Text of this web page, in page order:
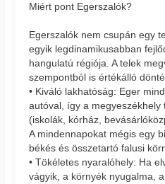
Miért pont Egerszalók?
Egerszalók nem csupán egy
egyik legdinamikusabban
hangulatú régiója. A telek
szempontból is értékálló
• Kiváló lakhatóság: Eger
autóval, így a megyeszékhely
(iskolák, kórház,
A mindennapokat mégis egy
békés és összetartó falusi
• Tökéletes nyaralóhely: Ha
vágyik, a környék nyugalma,